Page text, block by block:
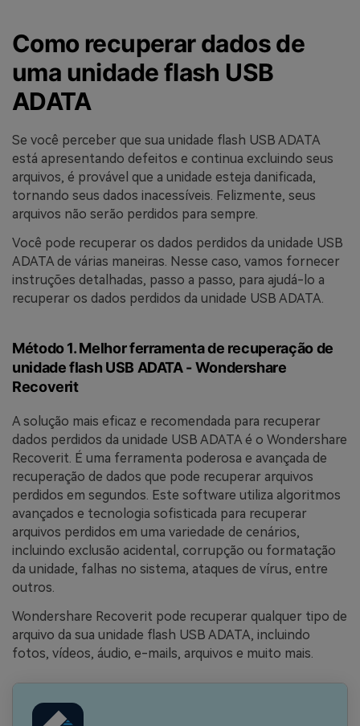
Como recuperar dados de
uma unidade flash USB
ADATA
Se você perceber que sua unidade flash USB ADATA
está apresentando defeitos e continua excluindo seus
arquivos, é provável que a unidade esteja danificada,
tornando seus dados inacessíveis. Felizmente, seus
arquivos não serão perdidos para sempre.
Você pode recuperar os dados perdidos da unidade USB
ADATA de várias maneiras. Nesse caso, vamos fornecer
instruções detalhadas, passo a passo, para ajudá-lo a
recuperar os dados perdidos da unidade USB ADATA.
Método 1. Melhor ferramenta de recuperação de
unidade flash USB ADATA - Wondershare
Recoverit
A solução mais eficaz e recomendada para recuperar
dados perdidos da unidade USB ADATA é o Wondershare
Recoverit. É uma ferramenta poderosa e avançada de
recuperação de dados que pode recuperar arquivos
perdidos em segundos. Este software utiliza algoritmos
avançados e tecnologia sofisticada para recuperar
arquivos perdidos em uma variedade de cenários,
incluindo exclusão acidental, corrupção ou formatação
da unidade, falhas no sistema, ataques de vírus, entre
outros.
Wondershare Recoverit pode recuperar qualquer tipo de
arquivo da sua unidade flash USB ADATA, incluindo
fotos, vídeos, áudio, e-mails, arquivos e muito mais.